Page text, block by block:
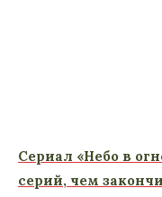
Сериал «Небо в
серий, чем